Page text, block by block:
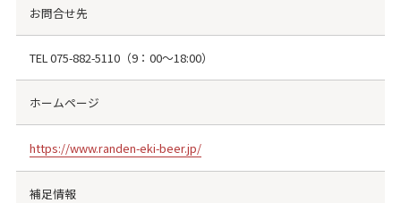
お問合せ先
TEL075-882-5110（9：00～18:00）
ホームページ
https://www.randen-eki-beer.jp/
補足情報